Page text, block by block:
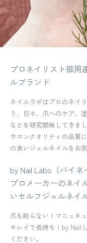
プロネイリスト御用
ルブランド
ネイルラボはプロのネイ
り、日々、爪へのケア、
などを研究開発してきまし
サロンクオリティの品質
の良いジェルネイルをお
by Nail Labo（バイネ
プロメーカーのネイ
いセルフジェルネイ
爪を削らない！マニュキ
キレイで長持ち｜by Nail
ください。